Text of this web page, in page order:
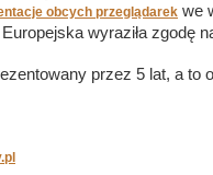
obcych przeglądarek we
wyraziła zgodę
przez 5 lat, a to